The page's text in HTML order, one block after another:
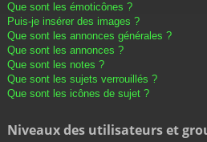
Que sont les émoticônes ?
Puis-je insérer des images ?
Que sont les annonces générales ?
Que sont les annonces ?
Que sont les notes ?
Que sont les sujets verrouillés ?
Que sont les icônes de sujet ?
Niveaux des utilisateurs et